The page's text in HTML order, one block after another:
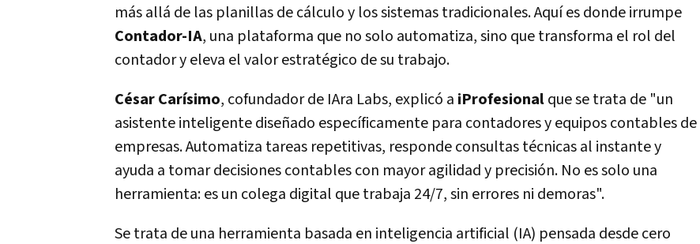
más allá de las planillas de cálculo y los sistemas tradicionales. Aquí es donde irrumpe
Contador-IA, una plataforma que no solo automatiza, sino que transforma el rol del
contador y eleva el valor estratégico de su trabajo.
César Carísimo, cofundador de IAra Labs, explicó a iProfesionalque se trata de "un
asistente inteligente diseñado específicamente para contadores y equipos contables de
empresas. Automatiza tareas repetitivas, responde consultas técnicas al instante y
ayuda a tomar decisiones contables con mayor agilidad y precisión. No es solo una
herramienta: es un colega digital que trabaja 24/7, sin errores ni demoras".
Se trata de una herramienta basada en inteligencia artificial (IA) pensada desde cero